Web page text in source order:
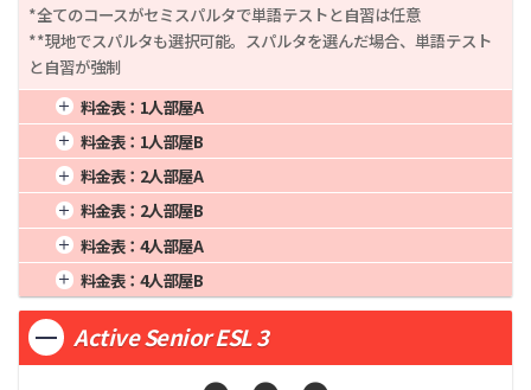
*全てのコースがセミスパルタで単語テストと自習は任意
**現地でスパルタも選択可能。スパルタを選んだ場合、単語テスト
と自習が強制
料金表： 1人部屋A
1週間
91,000
2週間
168,000
3週間
231,000
4週間
8週間
560,000
12週間
840,000
20週間
1,400,000
24週間
1,680,000
料金表： 1人部屋B
1週間
89,375
2週間
165,000
3週間
226,875
8週間
550,000
12週間
825,000
20週間
1,375,000
24週間
1,650,000
料金表： 2人部屋A
1週間
74,750
2週間
138,000
3週間
189,750
4週間
8週間
460,000
12週間
690,000
20週間
1,150,000
24週間
1,380,000
料金表： 2人部屋B
1週間
73,125
2週間
135,000
3週間
185,625
8週間
450,000
12週間
675,000
20週間
1,125,000
24週間
1,350,000
料金表： 4人部屋A
1週間
68,250
2週間
126,000
3週間
173,250
4週間
8週間
420,000
12週間
20週間
1,050,000
料金表： 4人部屋B
1週間
66,625
2週間
123,000
3週間
169,125
4週間
205,000
8週間
12週間
615,000
16週間
820,000
24週間
1,230,000
Active Senior ESL 3